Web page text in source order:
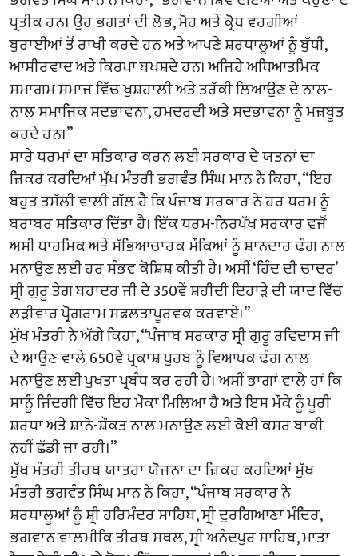
ਪ੍ਰਤੀਕ ਹਨ। ਉਹ ਭਗਤਾਂ ਦੀ ਲੋਭ, ਮੋਹ ਅਤੇ ਕ੍ਰੋਧ ਵਰਗੀਆਂ
ਬੁਰਾਈਆਂ ਤੋਂ ਰਾਖੀ ਕਰਦੇ ਹਨ ਅਤੇ ਆਪਣੇ ਸ਼ਰਧਾਲੂਆਂ ਨੂੰ ਬੁੱਧੀ,
ਆਸ਼ੀਰਵਾਦ ਅਤੇ ਕਿਰਪਾ ਬਖਸ਼ਦੇ ਹਨ। ਅਜਿਹੇ ਅਧਿਆਤਮਿਕ
ਸਮਾਗਮ ਸਮਾਜ ਵਿੱਚ ਖੁਸ਼ਹਾਲੀ ਅਤੇ ਤਰੱਕੀ ਲਿਆਉਣ ਦੇ ਨਾਲ-
ਨਾਲ ਸਮਾਜਿਕ ਸਦਭਾਵਨਾ, ਹਮਦਰਦੀ ਅਤੇ ਸਦਭਾਵਨਾ ਨੂੰ ਮਜ਼ਬੂਤ
ਕਰਦੇ ਹਨ।”
ਸਾਰੇ ਧਰਮਾਂ ਦਾ ਸਤਿਕਾਰ ਕਰਨ ਲਈ ਸਰਕਾਰ ਦੇ ਯਤਨਾਂ ਦਾ
ਜ਼ਿਕਰ ਕਰਦਿਆਂ ਮੁੱਖ ਮੰਤਰੀ ਭਗਵੰਤ ਸਿੰਘ ਮਾਨ ਨੇ ਕਿਹਾ, “ਇਹ
ਬਹੁਤ ਤਸੱਲੀ ਵਾਲੀ ਗੱਲ ਹੈ ਕਿ ਪੰਜਾਬ ਸਰਕਾਰ ਨੇ ਹਰ ਧਰਮ ਨੂੰ
ਬਰਾਬਰ ਸਤਿਕਾਰ ਦਿੱਤਾ ਹੈ। ਇੱਕ ਧਰਮ-ਨਿਰਪੱਖ ਸਰਕਾਰ ਵਜੋਂ
ਅਸੀਂ ਧਾਰਮਿਕ ਅਤੇ ਸੱਭਿਆਚਾਰਕ ਮੌਕਿਆਂ ਨੂੰ ਸ਼ਾਨਦਾਰ ਢੰਗ ਨਾਲ
ਮਨਾਉਣ ਲਈ ਹਰ ਸੰਭਵ ਕੋਸ਼ਿਸ਼ ਕੀਤੀ ਹੈ। ਅਸੀਂ ‘ਹਿੰਦ ਦੀ ਚਾਦਰ’
ਸ੍ਰੀ ਗੁਰੂ ਤੇਗ ਬਹਾਦਰ ਜੀ ਦੇ 350ਵੇਂ ਸ਼ਹੀਦੀ ਦਿਹਾੜੇ ਦੀ ਯਾਦ ਵਿੱਚ
ਲੜੀਵਾਰ ਪ੍ਰੋਗਰਾਮ ਸਫਲਤਾਪੂਰਵਕ ਕਰਵਾਏ।”
ਮੁੱਖ ਮੰਤਰੀ ਨੇ ਅੱਗੇ ਕਿਹਾ, “ਪੰਜਾਬ ਸਰਕਾਰ ਸ੍ਰੀ ਗੁਰੂ ਰਵਿਦਾਸ ਜੀ
ਦੇ ਆਉਣ ਵਾਲੇ 650ਵੇਂ ਪ੍ਰਕਾਸ਼ ਪੁਰਬ ਨੂੰ ਵਿਆਪਕ ਢੰਗ ਨਾਲ
ਮਨਾਉਣ ਲਈ ਪੁਖਤਾ ਪ੍ਰਬੰਧ ਕਰ ਰਹੀ ਹੈ। ਅਸੀਂ ਭਾਗਾਂ ਵਾਲੇ ਹਾਂ ਕਿ
ਸਾਨੂੰ ਜ਼ਿੰਦਗੀ ਵਿੱਚ ਇਹ ਮੌਕਾ ਮਿਲਿਆ ਹੈ ਅਤੇ ਇਸ ਮੌਕੇ ਨੂੰ ਪੂਰੀ
ਸ਼ਰਧਾ ਅਤੇ ਸ਼ਾਨੋ-ਸ਼ੌਕਤ ਨਾਲ ਮਨਾਉਣ ਲਈ ਕੋਈ ਕਸਰ ਬਾਕੀ
ਨਹੀਂ ਛੱਡੀ ਜਾ ਰਹੀ।”
ਮੁੱਖ ਮੰਤਰੀ ਤੀਰਥ ਯਾਤਰਾ ਯੋਜਨਾ ਦਾ ਜ਼ਿਕਰ ਕਰਦਿਆਂ ਮੁੱਖ
ਮੰਤਰੀ ਭਗਵੰਤ ਸਿੰਘ ਮਾਨ ਨੇ ਕਿਹਾ, “ਪੰਜਾਬ ਸਰਕਾਰ ਨੇ
ਸ਼ਰਧਾਲੂਆਂ ਨੂੰ ਸ਼੍ਰੀ ਹਰਿਮੰਦਰ ਸਾਹਿਬ, ਸ੍ਰੀ ਦੁਰਗਿਆਣਾ ਮੰਦਿਰ,
ਭਗਵਾਨ ਵਾਲਮੀਕਿ ਤੀਰਥ ਸਥਲ, ਸ੍ਰੀ ਅਨੰਦਪੁਰ ਸਾਹਿਬ, ਮਾਤਾ